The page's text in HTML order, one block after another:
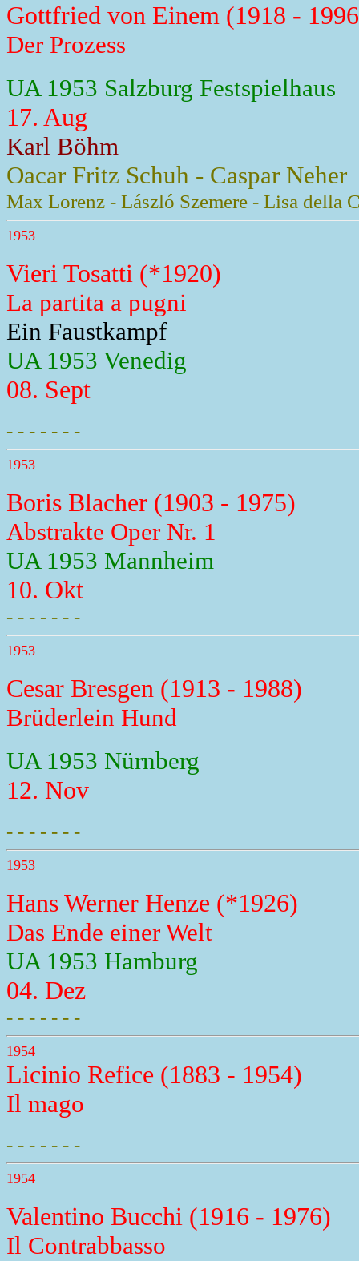
Gottfried von Einem (1918 -
Der Prozess
UA 1953 Salzburg Festspielhaus
17. Aug
Karl Böhm
Oacar Fritz Schuh - Caspar Neher
Max Lorenz - László Szemere - Lisa della
1953
Vieri Tosatti (*1920)
La partita a pugni
Ein Faustkampf
UA 1953 Venedig
08. Sept
- - - - - - -
1953
Boris Blacher (1903 - 1975)
Abstrakte Oper Nr. 1
UA 1953 Mannheim
10. Okt
- - - - - - -
1953
Cesar Bresgen (1913 - 1988)
Brüderlein Hund
UA 1953 Nürnberg
12. Nov
- - - - - - -
1953
Hans Werner Henze (*1926)
Das Ende einer Welt
UA 1953 Hamburg
04. Dez
- - - - - - -
1954
Licinio Refice (1883 - 1954)
Il mago
- - - - - - -
1954
Valentino Bucchi (1916 - 1976)
Il Contrabbasso